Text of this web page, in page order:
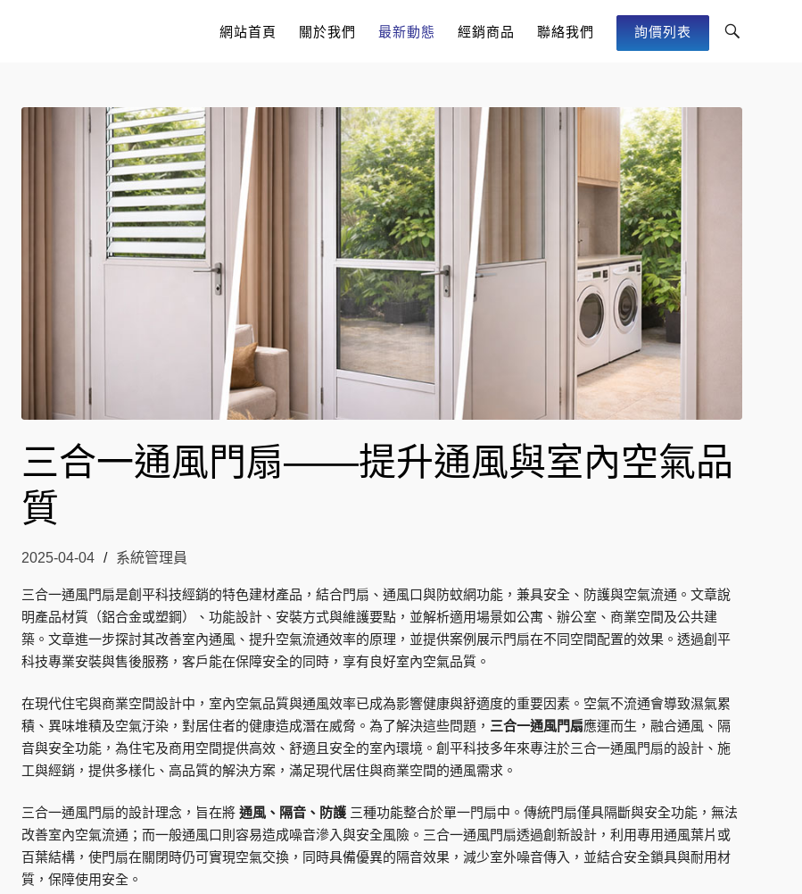
網站首頁 關於我們 最新動態 經銷商品 聯絡我們 詢價列表
三合一通風門扇——提升通風與室內空氣品
質
2025-04-04 系統管理員
三合一通風門扇是創平科技經銷的特色建材產品，結合門扇、通風口與防蚊網功能，兼具安全、防護與空氣流通。文章說
明產品材質（鋁合金或塑鋼）、功能設計、安裝方式與維護要點，並解析適用場景如公寓、辦公室、商業空間及公共建
築。文章進一步探討其改善室內通風、提升空氣流通效率的原理，並提供案例展示門扇在不同空間配置的效果。透過創平
科技專業安裝與售後服務，客戶能在保障安全的同時，享有良好室內空氣品質。
在現代住宅與商業空間設計中，室內空氣品質與通風效率已成為影響健康與舒適度的重要因素。空氣不流通會導致濕氣累
積、異味堆積及空氣汙染，對居住者的健康造成潛在威脅。為了解決這些問題， 三合一通風門扇應運而生，融合通風、隔
音與安全功能，為住宅及商用空間提供高效、舒適且安全的室內環境。創平科技多年來專注於三合一通風門扇的設計、施
工與經銷，提供多樣化、高品質的解決方案，滿足現代居住與商業空間的通風需求。
三合一通風門扇的設計理念，旨在將 通風、隔音、防護 三種功能整合於單一門扇中。傳統門扇僅具隔斷與安全功能，無法
改善室內空氣流通；而一般通風口則容易造成噪音滲入與安全風險。三合一通風門扇透過創新設計，利用專用通風葉片或
百葉結構，使門扇在關閉時仍可實現空氣交換，同時具備優異的隔音效果，減少室外噪音傳入，並結合安全鎖具與耐用材
質，保障使用安全。